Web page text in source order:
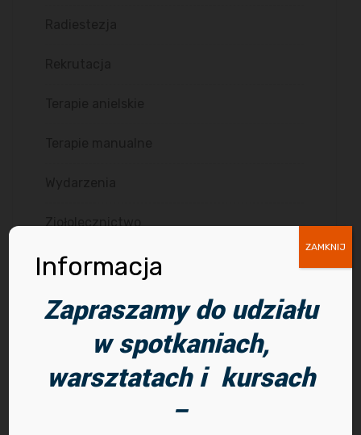
Archiwum
Informacja
Zapraszamy do udziału
w spotkaniach,
warsztatach i kursach
–
ZAMKNIJ